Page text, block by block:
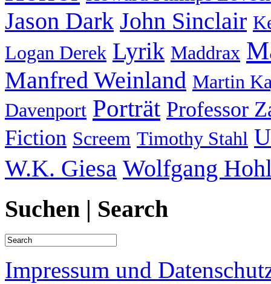
Jason Dark John Sinclair
Logan Derek Lyrik Maddrax
Manfred Weinland Martin
Davenport Porträt Professor
Fiction Screem Timothy Stahl
W.K. Giesa Wolfgang
Suchen | Search
Impressum und